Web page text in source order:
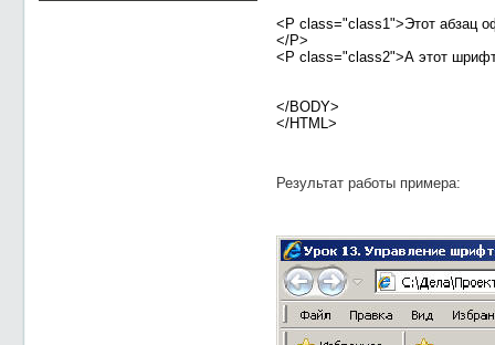
<P class="class1">Этот абзац
</P>
<P class="class2">А этот
</BODY>
</HTML>
Результат работы примера: